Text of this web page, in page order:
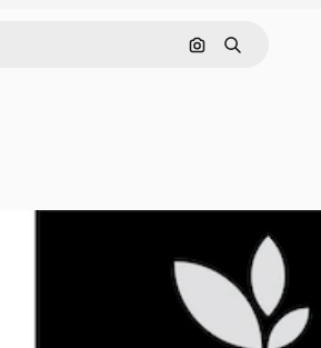
Nach Bild suchen
Suchen